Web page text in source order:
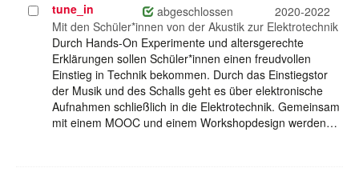
Projekt
auswählen
tune_in abgeschlossen
2020-2022
Mit den Schüler*innen von der Akustik zur Elektrotechnik
Durch Hands-On Experimente und altersgerechte
Erklärungen sollen Schüler*innen einen freudvollen
Einstieg in Technik bekommen. Durch das Einstiegstor
der Musik und des Schalls geht es über elektronische
Aufnahmen schließlich in die Elektrotechnik. Gemeinsam
mit einem MOOC und einem Workshopdesign werden…